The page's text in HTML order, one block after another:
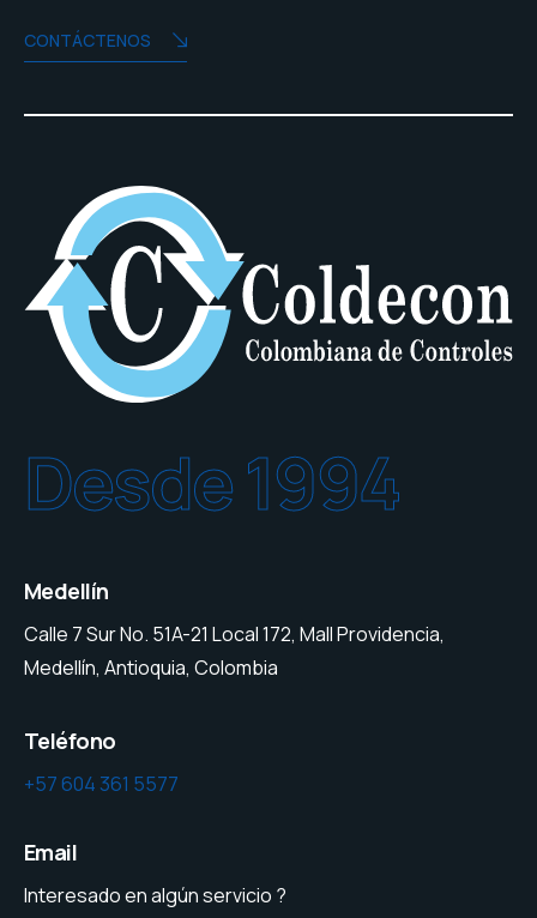
CONTÁCTENOS
Desde 1994
Medellín
Calle 7 Sur No. 51A-21 Local 172, Mall Providencia,
Medellín, Antioquia, Colombia
Teléfono
+57 604 361 5577
Email
Interesado en algún servicio ?